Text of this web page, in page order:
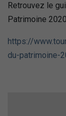
Retrouvez le
Patrimoine
https://
du-patrimoine-